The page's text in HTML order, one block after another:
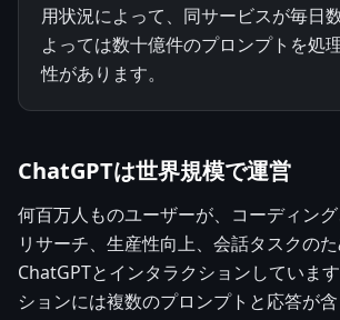
用状況によって、同サービスが毎日
よっては数十億件のプロンプトを処
性があります。
ChatGPTは世界規模で運営
何百万人ものユーザーが、コーディング
リサーチ、生産性向上、会話タスクの
ChatGPTとインタラクションしていま
ションには複数のプロンプトと応答が